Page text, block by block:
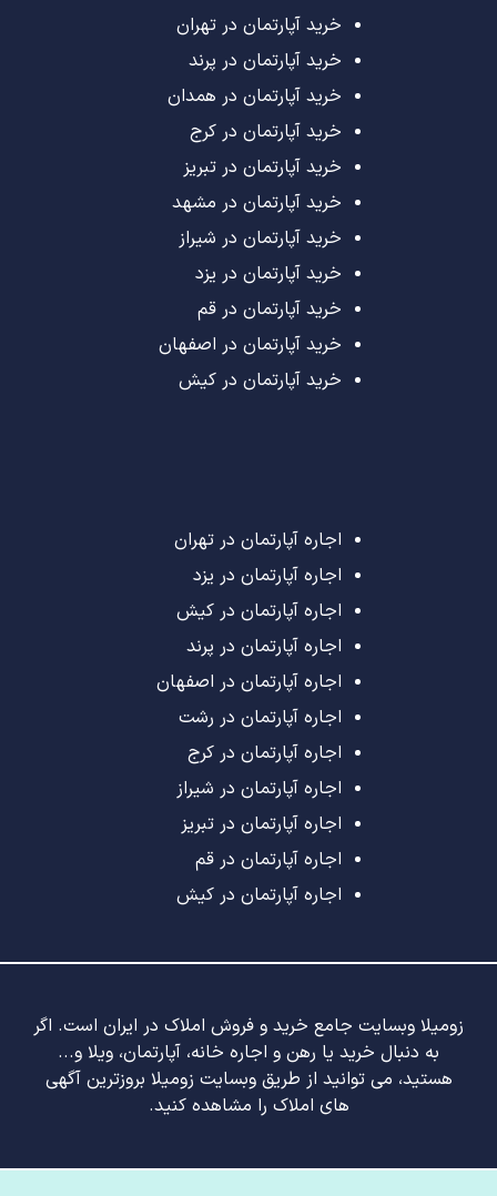
خرید آپارتمان در تهران
خرید آپارتمان در پرند
خرید آپارتمان در همدان
خرید آپارتمان در کرج
خرید آپارتمان در تبریز
خرید آپارتمان در مشهد
خرید آپارتمان در شیراز
خرید آپارتمان در یزد
خرید آپارتمان در قم
خرید آپارتمان در اصفهان
خرید آپارتمان در کیش
اجاره آپارتمان در تهران
اجاره آپارتمان در یزد
اجاره آپارتمان در کیش
اجاره آپارتمان در پرند
اجاره آپارتمان در اصفهان
اجاره آپارتمان در رشت
اجاره آپارتمان در کرج
اجاره آپارتمان در شیراز
اجاره آپارتمان در تبریز
اجاره آپارتمان در قم
اجاره آپارتمان در کیش
زومیلا وبسایت جامع خرید و فروش املاک در ایران است. اگر
به دنبال خرید یا رهن و اجاره خانه، آپارتمان، ویلا و...
هستید، می توانید از طریق وبسایت زومیلا بروزترین آگهی
های املاک را مشاهده کنید.